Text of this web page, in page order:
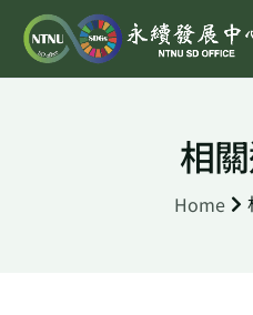
關於我們
相
Home